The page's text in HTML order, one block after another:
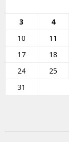
3
4
10
11
17
18
24
25
31